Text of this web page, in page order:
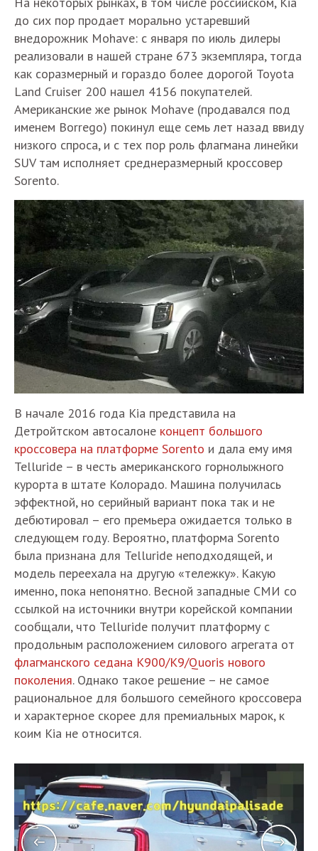
до сих пор продает морально устаревший
внедорожник Mohave: с января по июль дилеры
реализовали в нашей стране 673 экземпляра, тогда
как соразмерный и гораздо более дорогой Toyota
Land Cruiser 200 нашел 4156 покупателей.
Американские же рынок Mohave (продавался под
именем Borrego) покинул еще семь лет назад ввиду
низкого спроса, и с тех пор роль флагмана линейки
SUV там исполняет среднеразмерный кроссовер
Sorento.
В начале 2016 года Kia представила на
Детройтском автосалоне концепт большого
кроссовера на платформе Sorento и дала ему имя
Telluride – в честь американского горнолыжного
курорта в штате Колорадо. Машина получилась
эффектной, но серийный вариант пока так и не
дебютировал – его премьера ожидается только в
следующем году. Вероятно, платформа Sorento
была признана для Telluride неподходящей, и
модель переехала на другую «тележку». Какую
именно, пока непонятно. Весной западные СМИ со
ссылкой на источники внутри корейской компании
сообщали, что Telluride получит платформу с
продольным расположением силового агрегата от
флагманского седана K900/К9/Quoris нового
поколения. Однако такое решение – не самое
рациональное для большого семейного кроссовера
и характерное скорее для премиальных марок, к
коим Kia не относится.